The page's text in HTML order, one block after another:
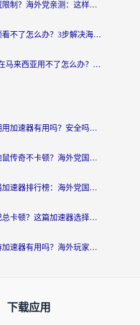
优酷境外地域限制？海外党亲测：这样看国内剧再也不卡（附3个实用场景解决）
香港西瓜视频看不了怎么办？3步解决海外追剧难题，附靠谱加速器推荐
喜马拉雅FM在马来西亚用不了怎么办？海外华人亲测有效的回国加速指南
在国外打鸣潮用加速器有用吗？安全吗？海外玩家国服游戏加速全指南
德国怎么玩地鼠传奇不卡顿？海外党国服游戏加速全攻略（含战双EVE实用指南）
超越时空的猫加速器排行榜：海外党国服游戏不卡顿的终极选择指南
英国玩枪神纪总卡顿？这篇加速器选择指南帮你告别延迟（附实测推荐）
最强蜗牛迅游加速器有用吗？海外玩家国服游戏加速避坑指南（附德国玩忍者必须死3流星蝴蝶剑解决办法）
下载应用